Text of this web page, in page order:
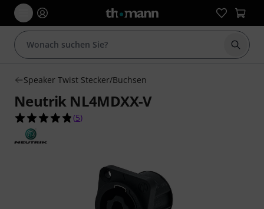
Suche
Speaker Twist Stecker/Buchsen
Neutrik NL4MDXX-V
4.8 von 5 Sternen aus 5 Kundenbewertungen
(5)